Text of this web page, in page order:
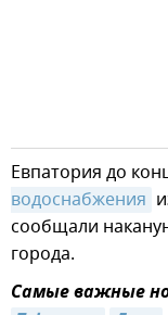
Евпатория до
водоснабжения
сообщали
города.
Самые важные